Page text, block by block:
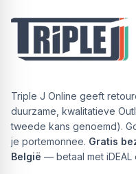
Triple J Online geeft
duurzame, kwalitatieve
tweede kans genoemd).
je portemonnee. Gratis
België — betaal met iDEAL